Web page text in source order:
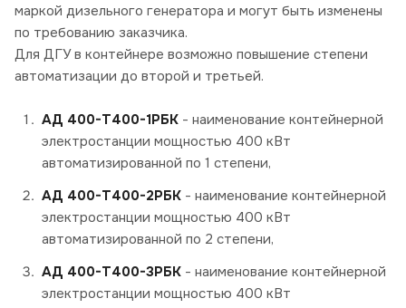
маркой дизельного генератора и могут быть изменены
по требованию заказчика.
Для ДГУ в контейнере возможно повышение степени
автоматизации до второй и третьей.
АД 400-Т400-1РБК - наименование контейнерной
электростанции мощностью 400 кВт
автоматизированной по 1 степени,
АД 400-Т400-2РБК - наименование контейнерной
электростанции мощностью 400 кВт
автоматизированной по 2 степени,
АД 400-Т400-3РБК - наименование контейнерной
электростанции мощностью 400 кВт